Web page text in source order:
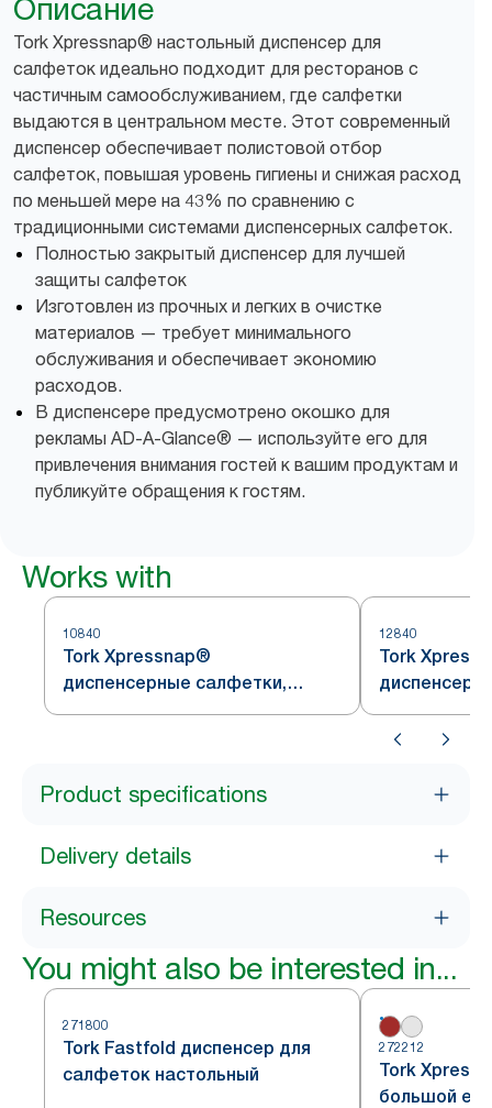
Описание
Tork Xpressnap® настольный диспенсер для
салфеток идеально подходит для ресторанов с
частичным самообслуживанием, где салфетки
выдаются в центральном месте. Этот современный
диспенсер обеспечивает полистовой отбор
салфеток, повышая уровень гигиены и снижая расход
по меньшей мере на 43% по сравнению с
традиционными системами диспенсерных салфеток.
Полностью закрытый диспенсер для лучшей
защиты салфеток
Изготовлен из прочных и легких в очистке
материалов — требует минимального
обслуживания и обеспечивает экономию
расходов.
В диспенсере предусмотрено окошко для
рекламы AD-A-Glance® — используйте его для
привлечения внимания гостей к вашим продуктам и
публикуйте обращения к гостям.
Works with
10840
Tork Xpressnap®
диспенсерные салфетки,
белые, система N4
12840
Tork
кремовые,
Product specifications
Delivery details
Resources
You might also be interested in...
271800
Tork Fastfold диспенсер для
салфеток настольный
272212
Tork
большой